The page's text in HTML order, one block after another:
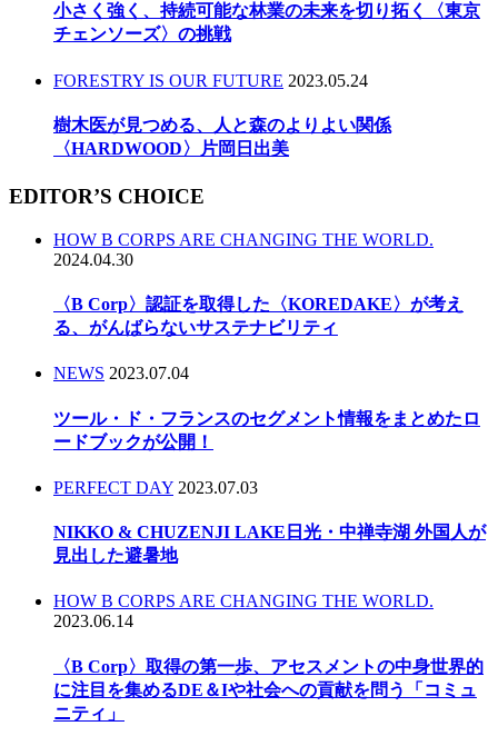
小さく強く、持続可能な林業の未来を切り拓く〈東京
チェンソーズ〉の挑戦
FORESTRY IS OUR FUTURE 2023.05.24
樹木医が見つめる、人と森のよりよい関係
〈HARDWOOD〉片岡日出美
EDITOR’S CHOICE
HOW B CORPS ARE CHANGING THE WORLD.
2024.04.30
〈B Corp〉認証を取得した〈KOREDAKE〉が考え
る、がんばらないサステナビリティ
NEWS 2023.07.04
ツール・ド・フランスのセグメント情報をまとめたロ
ードブックが公開！
PERFECT DAY 2023.07.03
NIKKO & CHUZENJI LAKE日光・中禅寺湖 外国人が
見出した避暑地
HOW B CORPS ARE CHANGING THE WORLD.
2023.06.14
〈B Corp〉取得の第一歩、アセスメントの中身世界的
に注目を集めるDE＆Iや社会への貢献を問う「コミュ
ニティ」